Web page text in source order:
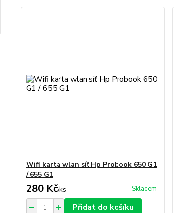
Wifi karta wlan síť Hp Probook 650 G1
/ 655 G1
280 Kč/ks Skladem
Přidat do košíku